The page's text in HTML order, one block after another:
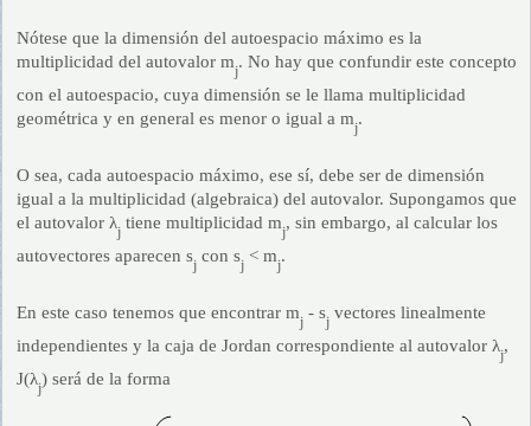
Nótese que la dimensión del autoespacio máximo es la
multiplicidad del autovalor mj. No hay que confundir este concepto
con el autoespacio, cuya dimensión se le llama multiplicidad
geométrica y en general es menor o igual a mj.
O sea, cada autoespacio máximo, ese sí, debe ser de dimensión
igual a la multiplicidad (algebraica) del autovalor. Supongamos que
el autovalor λj tiene multiplicidad mj, sin embargo, al calcular los
autovectores aparecen sj con sj < mj.
En este caso tenemos que encontrar mj - sj vectores linealmente
independientes y la caja de Jordan correspondiente al autovalor λj,
J(λj) será de la forma